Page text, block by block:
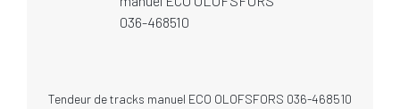
Tendeur de tracks manuel ECO OLOFSFORS 036-468510